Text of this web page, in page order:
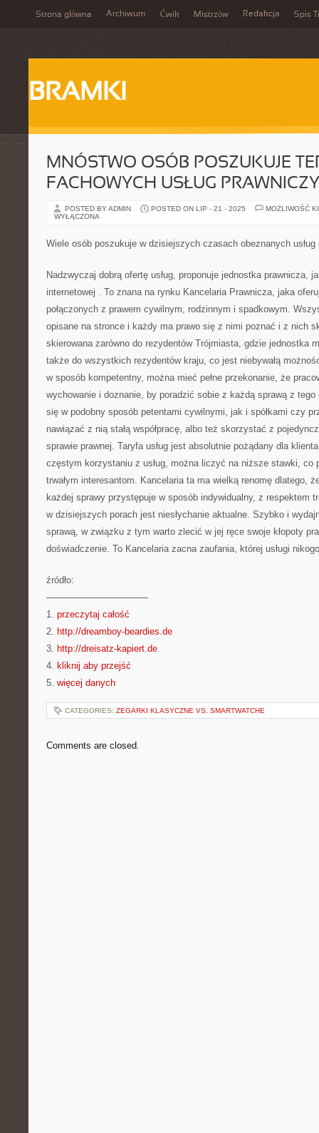
Strona główna Archiwum Ćwik Mistrzów Redakcja Spis
BRAMKI
MNÓSTWO OSÓB POSZUKUJE
FACHOWYCH USŁUG
POSTED BY ADMIN POSTED ON LIP - 21 - 2025
MOŻLIWOŚĆ
WYŁĄCZONA
Wiele osób poszukuje w dzisiejszych czasach obeznanych usług
Nadzwyczaj dobrą ofertę usług, proponuje jednostka prawnicza,
internetowej . To znana na rynku Kancelaria Prawnicza, jaka
połączonych z prawem cywilnym, rodzinnym i spadkowym.
opisane na stronce i każdy ma prawo się z nimi poznać i z nich
skierowana zarówno do rezydentów Trójmiasta, gdzie jednostka
także do wszystkich rezydentów kraju, co jest niebywałą
w sposób kompetentny, można mieć pełne przekonanie, że
wychowanie i doznanie, by poradzić sobie z każdą sprawą z
się w podobny sposób petentami cywilnymi, jak i spółkami czy
nawiązać z nią stałą współpracę, albo też skorzystać z
sprawie prawnej. Taryfa usług jest absolutnie pożądany dla
częstym korzystaniu z usług, można liczyć na niższe stawki, co
trwałym interesantom. Kancelaria ta ma wielką renomę dlatego,
każdej sprawy przystępuje w sposób indywidualny, z respektem
w dzisiejszych porach jest niesłychanie aktualne. Szybko i
sprawą, w związku z tym warto zlecić w jej ręce swoje kłopoty
doświadczenie. To Kancelaria zacna zaufania, której usługi
źródło:
———————————
1. przeczytaj całość
2. http://dreamboy-beardies.de
3. http://dreisatz-kapiert.de
4. kliknij aby przejść
5. więcej danych
CATEGORIES: ZEGARKI KLASYCZNE VS. SMARTWATCHE
Comments are closed.